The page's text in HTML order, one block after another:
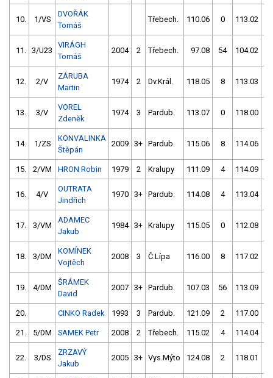
10. 1/VS
DVOŘÁK
Tomáš
Třebech. 110.06 0 113.02
11. 3/U23
VIRÁGH
Tomáš
2004 2 Třebech. 97.08 54 104.02
12. 2/V
ZÁRUBA
Martin
1974 2 Dv.Král. 118.05 8 113.03
13. 3/V
VOREL
Zdeněk
1974 3 Pardub. 113.07 0 118.00
14. 1/ZS
KONVALINKA
Štěpán
2009 3+ Pardub. 115.06 8 114.06
15. 2/VM HRON Robin 1979 2 Kralupy 111.09 4 114.09
16. 4/V
OUTRATA
Jindřich
1970 3+ Pardub. 114.08 4 113.04
17. 3/VM
ADAMEC
Jakub
1984 3+ Kralupy 115.05 0 112.08
18. 3/DM
KOMÍNEK
Vojtěch
2008 3 Č.Lípa 116.00 8 117.02
19. 4/DM
ŠRÁMEK
David
2007 3+ Pardub. 107.03 56 113.09
20. CINKO Radek 1993 3 Pardub. 121.09 2 117.00
21. 5/DM SAMEK Petr 2008 2 Třebech. 115.02 4 114.04
22. 3/DS
ZRZAVÝ
Jakub
2005 3+ Vys.Mýto 124.08 2 118.01